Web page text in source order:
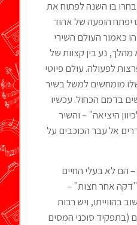
בו השנה לפתוח את
הופעה של אהוד
כאמור העולם השירי
מהלך, נע בין קצוות של
לפעולה. עולם פיוטי
מומחשים למשל בשיר
בדמם הכחול. עכשיו
היציאה" – והשיר
אל עבר הכוכבים על
הם לא בעלי החיים
אחר חצות" –
בהווייתו, ויש רבות
(בתפקיד סוכני המסים